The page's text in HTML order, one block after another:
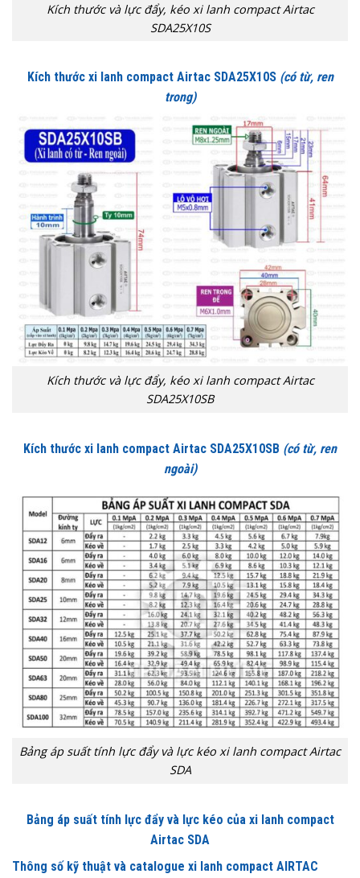
Kích thước và lực đẩy, kéo xi lanh compact Airtac
SDA25X10S
Kích thước xi lanh compact Airtac SDA25X10S(có từ, ren
trong)
Kích thước và lực đẩy, kéo xi lanh compact Airtac
SDA25X10SB
Kích thước xi lanh compact Airtac SDA25X10SB (có từ, ren
ngoài)
Bảng áp suất tính lực đẩy và lực kéo xi lanh compact Airtac
SDA
Bảng áp suất tính lực đẩy và lực kéo của xi lanh compact
Airtac SDA
Thông số kỹ thuật và catalogue xi lanh compact AIRTAC